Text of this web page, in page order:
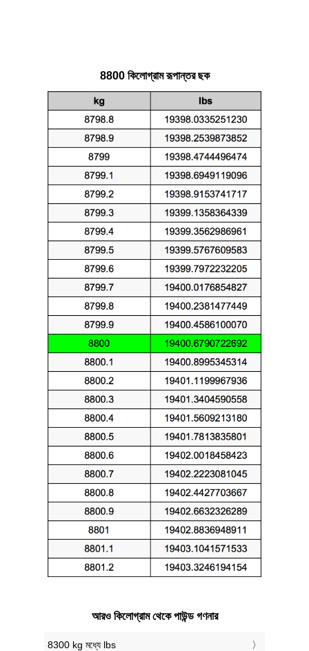
8800 কিলোগ্রাম রূপান্তর ছক
আরও কিলোগ্রাম থেকে পাউন্ড গণনার
8300 kg মধ্যে lbs